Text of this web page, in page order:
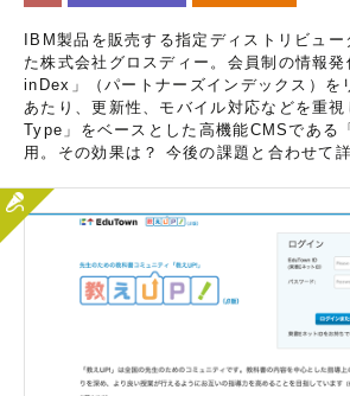
IBM製品を販売する指定ディストリビュ
た株式会社グロスディー。会員制の情報
inDex」（パートナーズインデックス）を
あたり、更新性、モバイル対応などを重
Type」をベースとした高機能CMSである
用。その効果は？ 今後の課題と合わせて